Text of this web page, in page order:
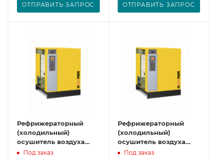
ОТПРАВИТЬ ЗАПРОС ОТПРАВИТЬ ЗАПРОС
Рефрижераторный
(холодильный)
осушитель воздуха
CAD 250
Под заказ
Рефрижераторный
(холодильный)
осушитель воздуха
CAD 301
Под заказ